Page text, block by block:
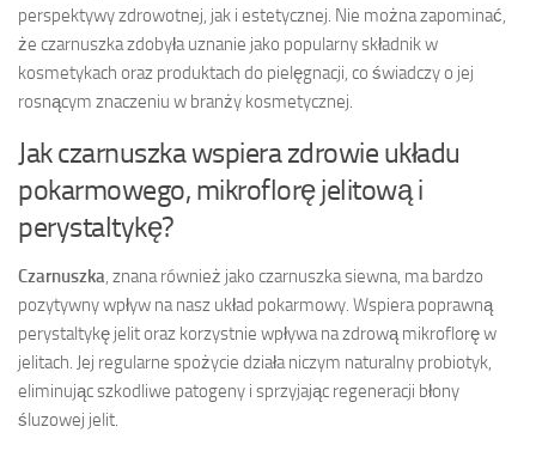
perspektywy zdrowotnej, jak i estetycznej. Nie można zapominać,
że czarnuszka zdobyła uznanie jako popularny składnik w
kosmetykach oraz produktach do pielęgnacji, co świadczy o jej
rosnącym znaczeniu w branży kosmetycznej.
Jak czarnuszka wspiera zdrowie układu
pokarmowego, mikroflorę jelitową i
perystaltykę?
Czarnuszka, znana również jako czarnuszka siewna, ma bardzo
pozytywny wpływ na nasz układ pokarmowy. Wspiera poprawną
perystaltykę jelit oraz korzystnie wpływa na zdrową mikroflorę w
jelitach. Jej regularne spożycie działa niczym naturalny probiotyk,
eliminując szkodliwe patogeny i sprzyjając regeneracji błony
śluzowej jelit.